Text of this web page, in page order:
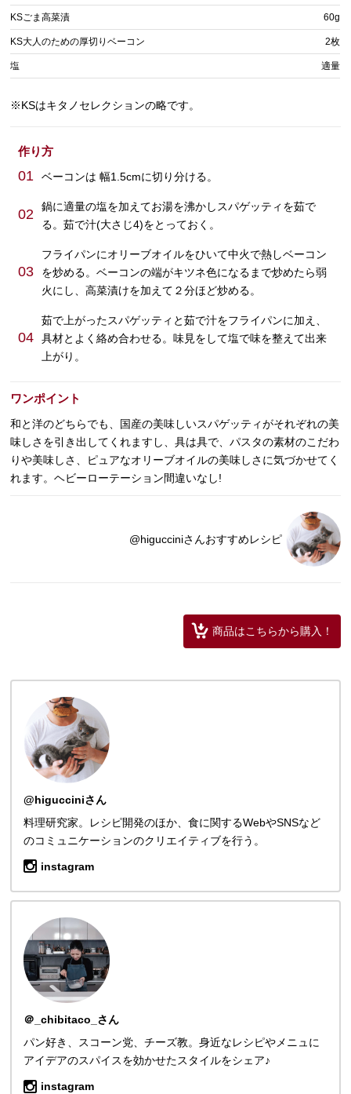
KSごま高菜漬 60g
KS大人のための厚切りベーコン 2枚
塩 適量
※KSはキタノセレクションの略です。
作り方
01 ベーコンは 幅1.5cmに切り分ける。
02
鍋に適量の塩を加えてお湯を沸かしスパゲッティを茹で
る。茹で汁(大さじ4)をとっておく。
03
フライパンにオリーブオイルをひいて中火で熱しベーコン
を炒める。ベーコンの端がキツネ色になるまで炒めたら弱
火にし、高菜漬けを加えて２分ほど炒める。
04
茹で上がったスパゲッティと茹で汁をフライパンに加え、
具材とよく絡め合わせる。味見をして塩で味を整えて出来
上がり。
ワンポイント
和と洋のどちらでも、国産の美味しいスパゲッティがそれぞれの美
味しさを引き出してくれますし、具は具で、パスタの素材のこだわ
りや美味しさ、ピュアなオリーブオイルの美味しさに気づかせてく
れます。ヘビーローテーション間違いなし!
@higucciniさんおすすめレシピ
商品はこちらから購入！
@higucciniさん
料理研究家。レシピ開発のほか、食に関するWebやSNSなど
のコミュニケーションのクリエイティブを行う。
instagram
＠_chibitaco_さん
パン好き、スコーン党、チーズ教。身近なレシピやメニュに
アイデアのスパイスを効かせたスタイルをシェア♪
instagram